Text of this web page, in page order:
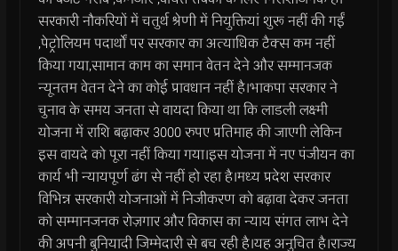
सरकारी नौकरियों में चतुर्थ श्रेणी में नियुक्तियां शुरू नहीं की गईं
,पेट्रोलियम पदार्थों पर सरकार का अत्याधिक टैक्स कम नहीं
किया गया,सामान काम का समान वेतन देने और सम्मानजक
न्यूनतम वेतन देने का कोई प्रावधान नहीं है।भाकपा सरकार ने
चुनाव के समय जनता से वायदा किया था कि लाडली लक्ष्मी
योजना में राशि बढ़ाकर 3000 रुपए प्रतिमाह की जाएगी लेकिन
इस वायदे को पूरा नहीं किया गया।इस योजना में नए पंजीयन का
कार्य भी न्यायपूर्ण ढंग से नहीं हो रहा है।मध्य प्रदेश सरकार
विभिन्न सरकारी योजनाओं में निजीकरण को बढ़ावा देकर जनता
को सम्मानजनक रोज़गार और विकास का न्याय संगत लाभ देने
की अपनी बुनियादी जिम्मेदारी से बच रही है।यह अनुचित है।राज्य